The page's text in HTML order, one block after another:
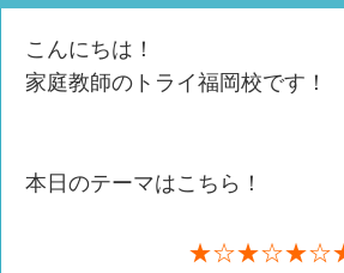
こんにちは！
家庭教師のトライ福岡校です！
本日のテーマはこちら！